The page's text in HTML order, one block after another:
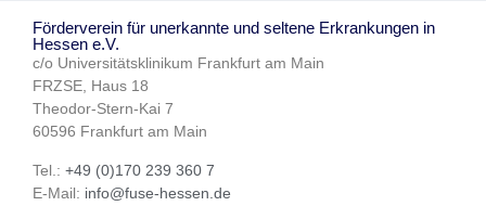
Förderverein für unerkannte und seltene Erkrankungen in
Hessen e.V.
c/o Universitätsklinikum Frankfurt am Main
FRZSE, Haus 18
Theodor-Stern-Kai 7
60596 Frankfurt am Main
Tel.: +49 (0)170 239 360 7
E-Mail: info@fuse-hessen.de